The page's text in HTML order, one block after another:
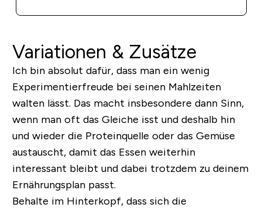
Variationen & Zusätze
Ich bin absolut dafür, dass man ein wenig
Experimentierfreude bei seinen Mahlzeiten
walten lässt. Das macht insbesondere dann Sinn,
wenn man oft das Gleiche isst und deshalb hin
und wieder die Proteinquelle oder das Gemüse
austauscht, damit das Essen weiterhin
interessant bleibt und dabei trotzdem zu deinem
Ernährungsplan passt.
Behalte im Hinterkopf, dass sich die